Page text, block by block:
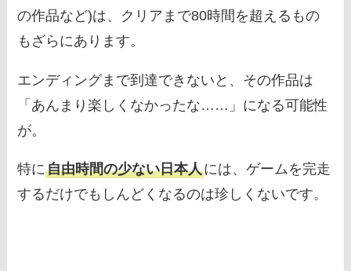
の作品など)は、クリアまで80時間を超えるもの
もざらにあります。
エンディングまで到達できないと、その作品は
「あんまり楽しくなかったな……」になる可能性
が。
特に自由時間の少ない日本人には、ゲームを完走
するだけでもしんどくなるのは珍しくないです。